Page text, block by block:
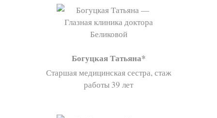
Богуцкая Татьяна
Старшая медицинская сестра, стаж
работы 39 лет